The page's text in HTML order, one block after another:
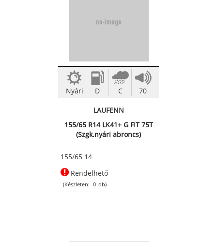
Nyári D C 70
LAUFENN
155/65 R14 LK41+ G FIT 75T
(Szgk.nyári abroncs)
155/65 14
Rendelhető
(Készleten: 0 db)